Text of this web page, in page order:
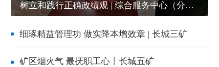
树立和践行正确政绩观 | 综合服务中心（分公司）：一把新房钥匙，一份安居暖意
细琢精益管理功 做实降本增效章 | 长城三矿
矿区烟火气 最抚职工心丨长城五矿